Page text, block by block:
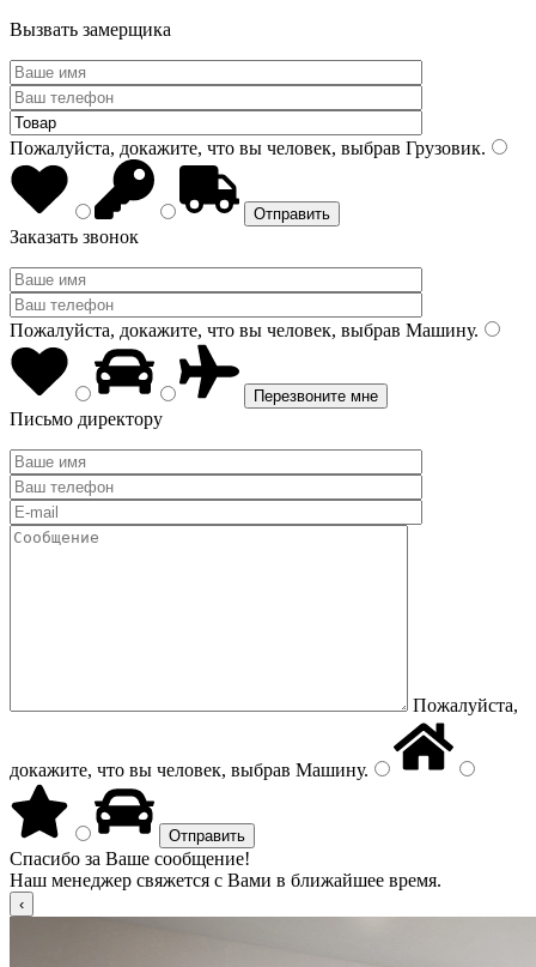
Вызвать замерщика
Пожалуйста, докажите, что вы человек, выбрав Грузовик.
Заказать звонок
Пожалуйста, докажите, что вы человек, выбрав Машину.
Письмо директору
Пожалуйста,
докажите, что вы человек, выбрав Машину.
Спасибо за Ваше сообщение!
Наш менеджер свяжется с Вами в ближайшее время.